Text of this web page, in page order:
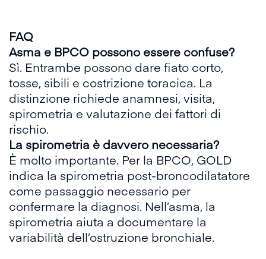
FAQ
Asma e BPCO possono essere confuse?
Sì. Entrambe possono dare fiato corto,
tosse, sibili e costrizione toracica. La
distinzione richiede anamnesi, visita,
spirometria e valutazione dei fattori di
rischio.
La spirometria è davvero necessaria?
È molto importante. Per la BPCO, GOLD
indica la spirometria post-broncodilatatore
come passaggio necessario per
confermare la diagnosi. Nell’asma, la
spirometria aiuta a documentare la
variabilità dell’ostruzione bronchiale.